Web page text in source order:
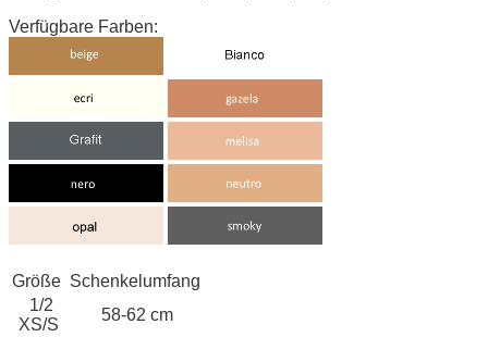
Verfügbare Farben:
Größe Schenkelumfang
1/2
XS/S
58-62 cm